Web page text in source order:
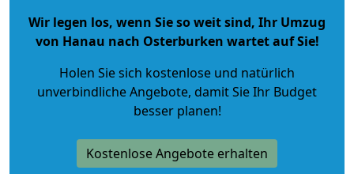
Wir legen los, wenn Sie so weit sind, Ihr Umzug
von Hanau nach Osterburken wartet auf Sie!
Holen Sie sich kostenlose und natürlich
unverbindliche Angebote, damit Sie Ihr Budget
besser planen!
Kostenlose Angebote erhalten